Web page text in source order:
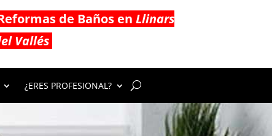
de Baños en Llinars
Vallés
¿ERES PROFESIONAL?